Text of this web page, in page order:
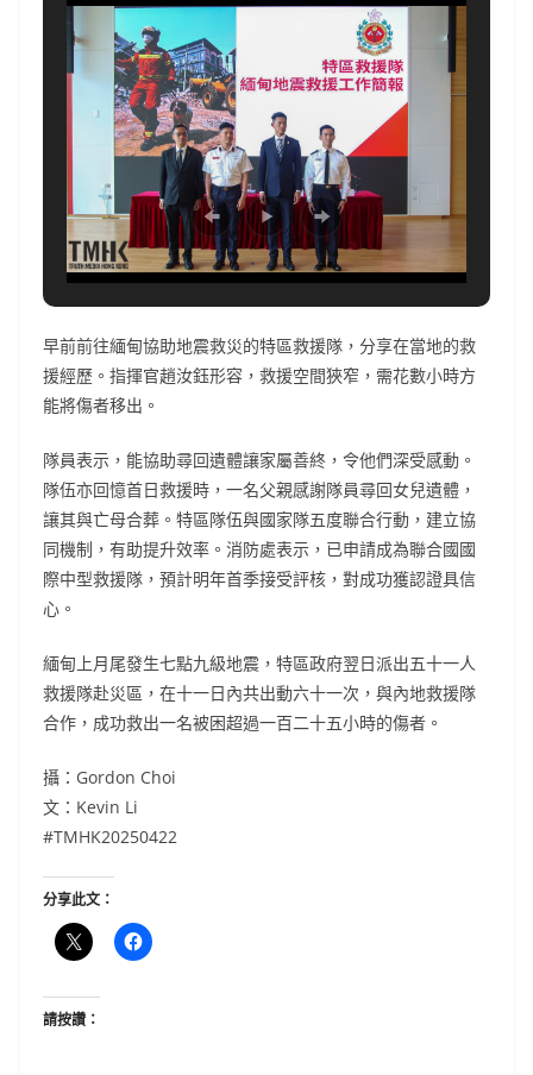
早前前往緬甸協助地震救災的特區救援隊，分享在當地的救
援經歷。指揮官趙汝鈺形容，救援空間狹窄，需花數小時方
能將傷者移出。
隊員表示，能協助尋回遺體讓家屬善終，令他們深受感動。
隊伍亦回憶首日救援時，一名父親感謝隊員尋回女兒遺體，
讓其與亡母合葬。特區隊伍與國家隊五度聯合行動，建立協
同機制，有助提升效率。消防處表示，已申請成為聯合國國
際中型救援隊，預計明年首季接受評核，對成功獲認證具信
心。
緬甸上月尾發生七點九級地震，特區政府翌日派出五十一人
救援隊赴災區，在十一日內共出動六十一次，與內地救援隊
合作，成功救出一名被困超過一百二十五小時的傷者。
攝：Gordon Choi
文：Kevin Li
#TMHK20250422
分享此文：
請按讚：